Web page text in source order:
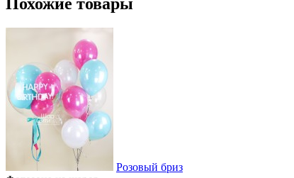
Розовый бриз